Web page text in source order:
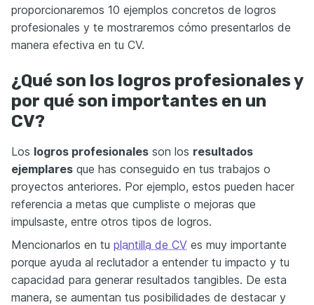
proporcionaremos 10 ejemplos concretos de logros
profesionales y te mostraremos cómo presentarlos de
manera efectiva en tu CV.
¿Qué son los logros profesionales y
por qué son importantes en un
CV?
Los logros profesionales son los resultados
ejemplares que has conseguido en tus trabajos o
proyectos anteriores. Por ejemplo, estos pueden hacer
referencia a metas que cumpliste o mejoras que
impulsaste, entre otros tipos de logros.
Mencionarlos en tu plantilla de CV es muy importante
porque ayuda al reclutador a entender tu impacto y tu
capacidad para generar resultados tangibles. De esta
manera, se aumentan tus posibilidades de destacar y